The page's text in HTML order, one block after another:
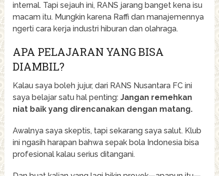
internal. Tapi sejauh ini, RANS jarang banget kena isu
macam itu. Mungkin karena Raffi dan manajemennya
ngerti cara kerja industri hiburan dan olahraga.
APA PELAJARAN YANG BISA
DIAMBIL?
Kalau saya boleh jujur, dari RANS Nusantara FC ini
saya belajar satu hal penting:Jangan remehkan
niat baik yang direncanakan dengan matang.
Awalnya saya skeptis, tapi sekarang saya salut. Klub
ini ngasih harapan bahwa sepak bola Indonesia bisa
profesional kalau serius ditangani.